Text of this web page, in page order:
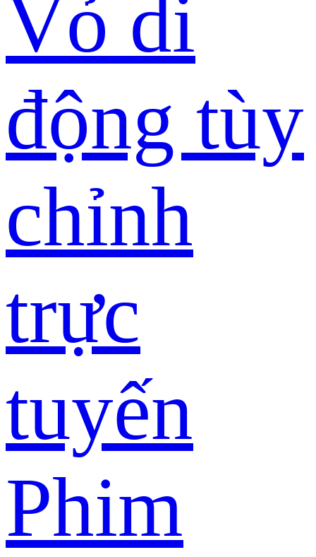
Vỏ di
động tùy
chỉnh
trực
tuyến
Phim